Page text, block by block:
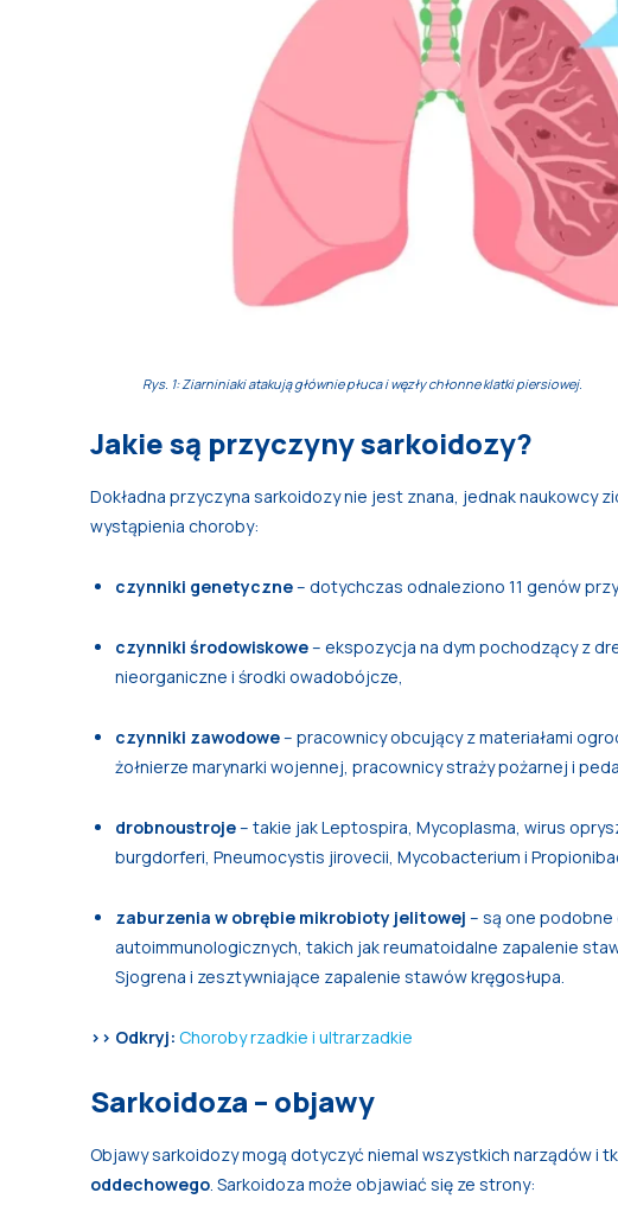
Rys. 1: Ziarniniaki atakują głównie płuca i węzły chłonne klatki piersiowej.
Jakie są przyczyny sarkoidozy?
Dokładna przyczyna sarkoidozy nie jest znana, jednak naukowcy
wystąpienia choroby:
czynniki genetyczne– dotychczas odnaleziono 11 genów
czynniki środowiskowe– ekspozycja na dym pochodzący z
nieorganiczne i środki owadobójcze,
czynniki zawodowe– pracownicy obcujący z materiałami
żołnierze marynarki wojennej, pracownicy straży pożarnej i
drobnoustroje– takie jak Leptospira, Mycoplasma, wirus
burgdorferi, Pneumocystis jirovecii, Mycobacterium i
zaburzenia w obrębie mikrobioty jelitowej – są one
autoimmunologicznych, takich jak reumatoidalne zapalenie
Sjogrena i zesztywniające zapalenie stawów kręgosłupa.
>> Odkryj: Choroby rzadkie i ultrarzadkie
Sarkoidoza – objawy
Objawy sarkoidozy mogą dotyczyć niemal wszystkich narządów i
oddechowego . Sarkoidoza może objawiać się ze strony: